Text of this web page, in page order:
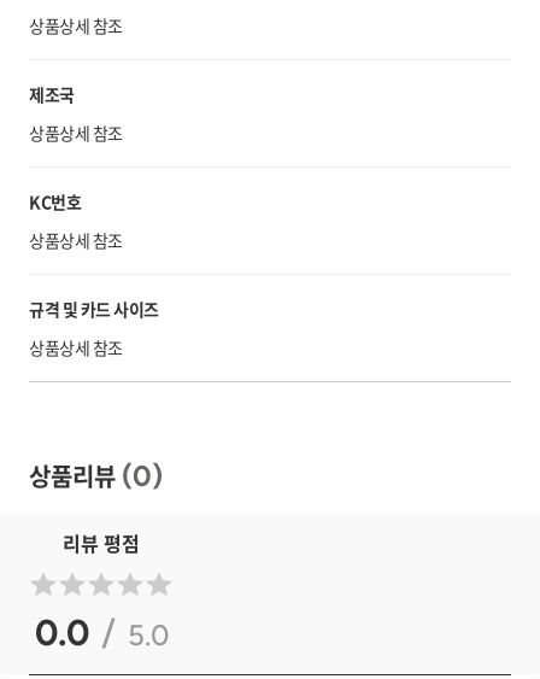
상품상세 참조
제조국
상품상세 참조
KC번호
상품상세 참조
규격 및 카드 사이즈
상품상세 참조
상품리뷰 (0)
리뷰 평점
0.0 / 5.0